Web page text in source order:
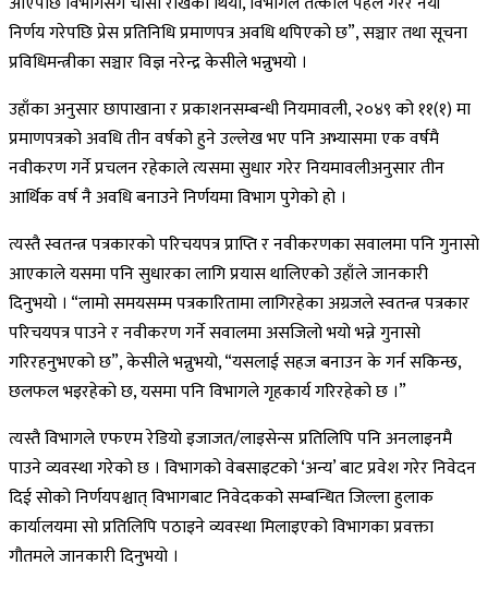
निर्णय गरेपछि प्रेस प्रतिनिधि प्रमाणपत्र अवधि थपिएको छ”, सञ्चार तथा सूचना
प्रविधिमन्त्रीका सञ्चार विज्ञ नरेन्द्र केसीले भन्नुभयो ।
उहाँका अनुसार छापाखाना र प्रकाशनसम्बन्धी नियमावली, २०४९ को ११(१) मा
प्रमाणपत्रको अवधि तीन वर्षको हुने उल्लेख भए पनि अभ्यासमा एक वर्षमै
नवीकरण गर्ने प्रचलन रहेकाले त्यसमा सुधार गरेर नियमावलीअनुसार तीन
आर्थिक वर्ष नै अवधि बनाउने निर्णयमा विभाग पुगेको हो ।
त्यस्तै स्वतन्त्र पत्रकारको परिचयपत्र प्राप्ति र नवीकरणका सवालमा पनि गुनासो
आएकाले यसमा पनि सुधारका लागि प्रयास थालिएको उहाँले जानकारी
दिनुभयो । “लामो समयसम्म पत्रकारितामा लागिरहेका अग्रजले स्वतन्त्र पत्रकार
परिचयपत्र पाउने र नवीकरण गर्ने सवालमा असजिलो भयो भन्ने गुनासो
गरिरहनुभएको छ”, केसीले भन्नुभयो, “यसलाई सहज बनाउन के गर्न सकिन्छ,
छलफल भइरहेको छ, यसमा पनि विभागले गृहकार्य गरिरहेको छ ।”
त्यस्तै विभागले एफएम रेडियो इजाजत/लाइसेन्स प्रतिलिपि पनि अनलाइनमै
पाउने व्यवस्था गरेको छ । विभागको वेबसाइटको ‘अन्य’ बाट प्रवेश गरेर निवेदन
दिई सोको निर्णयपश्चात् विभागबाट निवेदकको सम्बन्धित जिल्ला हुलाक
कार्यालयमा सो प्रतिलिपि पठाइने व्यवस्था मिलाइएको विभागका प्रवक्ता
गौतमले जानकारी दिनुभयो ।